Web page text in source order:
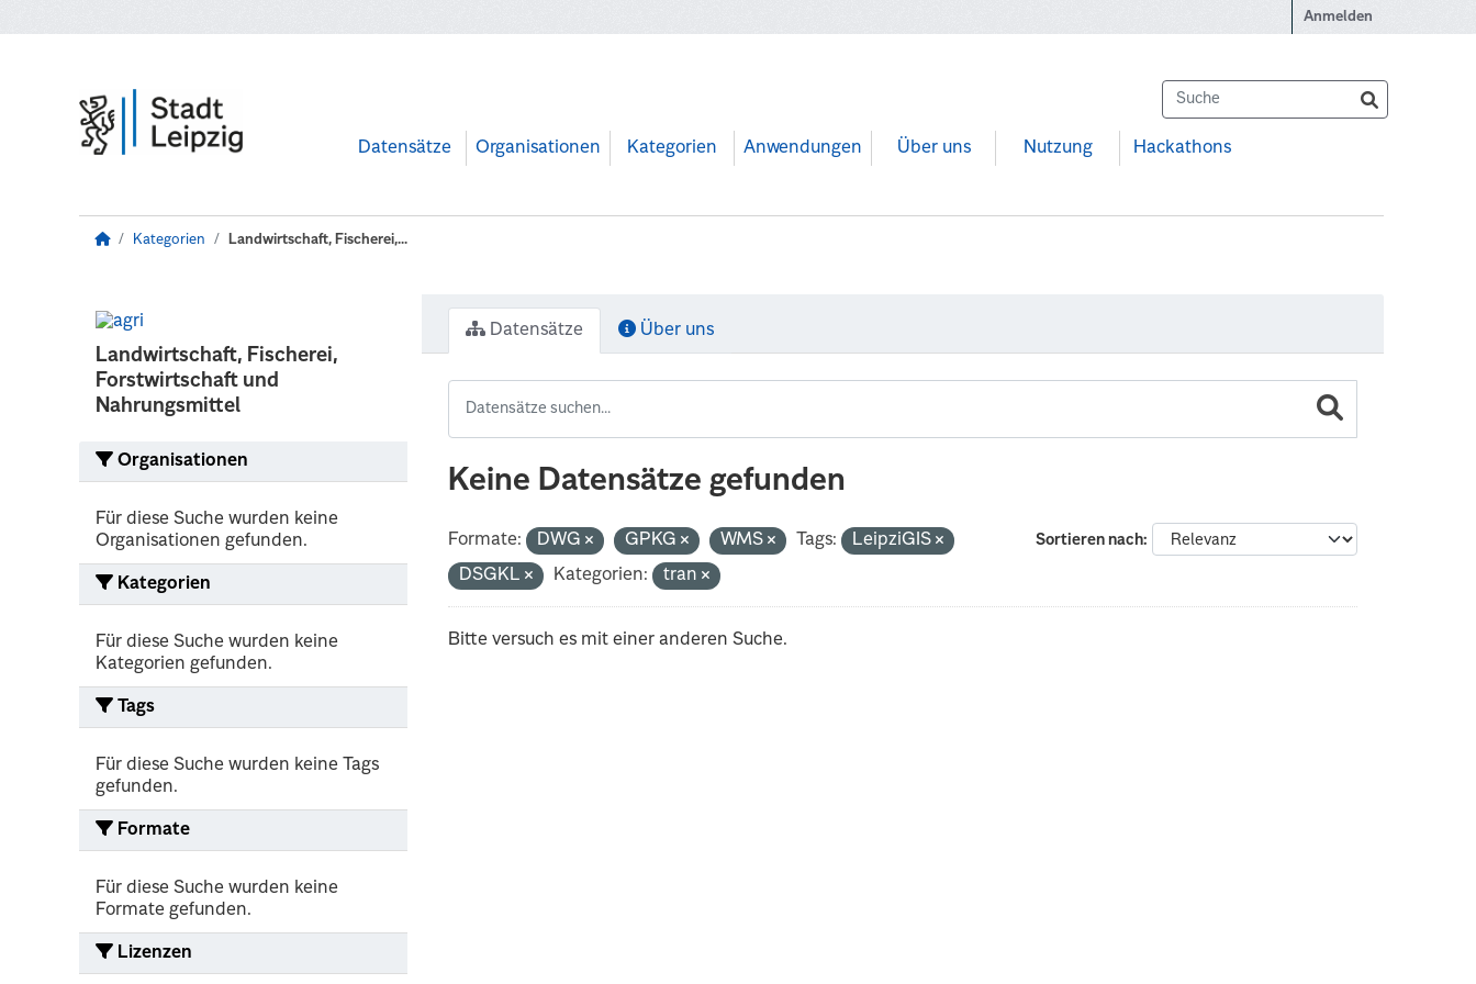
Anmelden
Datensätze Organisationen Kategorien Anwendungen Über uns Nutzung Hackathons
Kategorien Landwirtschaft, Fischerei,...
Landwirtschaft, Fischerei,
Forstwirtschaft und
Nahrungsmittel
Organisationen
Für diese Suche wurden keine
Organisationen gefunden.
Kategorien
Für diese Suche wurden keine
Kategorien gefunden.
Tags
Für diese Suche wurden keine Tags
gefunden.
Formate
Für diese Suche wurden keine
Formate gefunden.
Lizenzen
Datensätze Über uns
Keine Datensätze gefunden
Sortieren nach
Formate: DWG GPKG WMS Tags:
LeipziGIS
DSGKL
Kategorien: tran
Bitte versuch es mit einer anderen Suche.